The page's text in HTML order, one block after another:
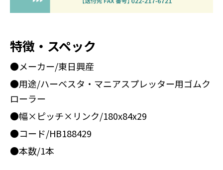
特徴・スペック
●メーカー/東日興産
●用途/ハーベスタ・マニアスプレッター用ゴムク
ローラー
●幅×ピッチ×リンク/180x84x29
●コード/HB188429
●本数/1本